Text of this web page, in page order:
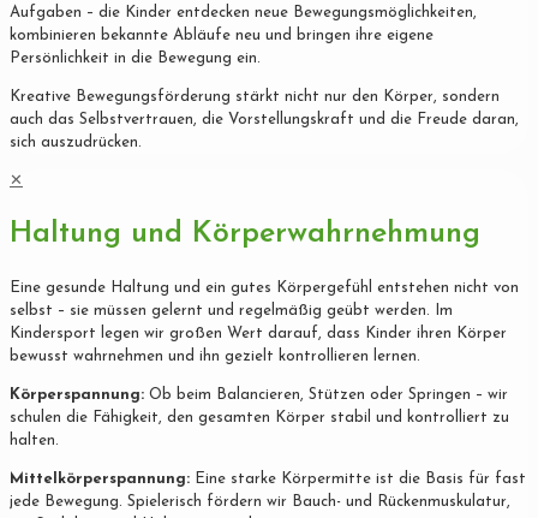
Aufgaben – die Kinder entdecken neue Bewegungsmöglichkeiten,
kombinieren bekannte Abläufe neu und bringen ihre eigene
Persönlichkeit in die Bewegung ein.
Kreative Bewegungsförderung stärkt nicht nur den Körper, sondern
auch das Selbstvertrauen, die Vorstellungskraft und die Freude daran,
sich auszudrücken.
✕
Haltung und Körperwahrnehmung
Eine gesunde Haltung und ein gutes Körpergefühl entstehen nicht von
selbst – sie müssen gelernt und regelmäßig geübt werden. Im
Kindersport legen wir großen Wert darauf, dass Kinder ihren Körper
bewusst wahrnehmen und ihn gezielt kontrollieren lernen.
Körperspannung: Ob beim Balancieren, Stützen oder Springen – wir
schulen die Fähigkeit, den gesamten Körper stabil und kontrolliert zu
halten.
Mittelkörperspannung: Eine starke Körpermitte ist die Basis für fast
jede Bewegung. Spielerisch fördern wir Bauch- und Rückenmuskulatur,